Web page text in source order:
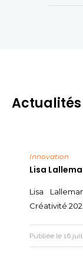
Actualités
Innovation
Lisa
Lisa
Créativité
Publiée le 16